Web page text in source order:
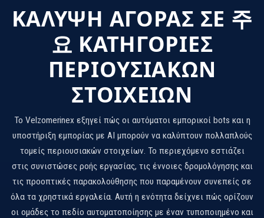
ΚΆΛΥΨΗ ΑΓΟΡΆΣ ΣΕ 주
요 ΚΑΤΗΓΟΡΊΕΣ
ΠΕΡΙΟΥΣΙΑΚΏΝ
ΣΤΟΙΧΕΊΩΝ
Το Velzomerinex εξηγεί πώς οι αυτόματοι εμπορικοί bots και η
υποστήριξη εμπορίας με AI μπορούν να καλύπτουν πολλαπλούς
τομείς περιουσιακών στοιχείων. Το περιεχόμενο εστιάζει
στις συνιστώσες ροής εργασίας, τις έννοιες δρομολόγησης και
τις προοπτικές παρακολούθησης που παραμένουν συνεπείς σε
όλα τα χρηστικά εργαλεία. Αυτή η ενότητα δείχνει πώς ορίζουν
οι ομάδες το πεδίο αυτοματοποίησης με έναν τυποποιημένο και